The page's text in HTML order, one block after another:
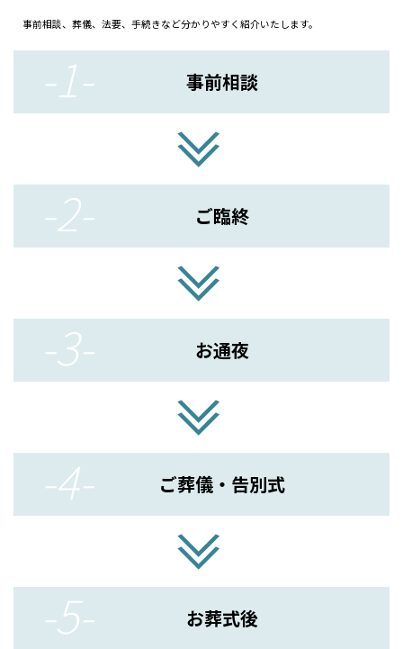
誰もが迎える大切な「人生の最後の時間」であるお葬式を
【葬儀全般の業務】
お亡くなりになられてから通夜・葬儀・火葬という人生の
締めくくり、お客様によって異なるご要望や状況に対応しな
がらお葬式を一緒につくりあげ、よりそい支えていくのが葬
葬儀に関する知識がなくても大丈夫です。 仕事をしながら
葬儀の知識も学べ、葬祭ディレクター技能審査協会による
「葬祭ディレクター」や業界団体である全葬連が設けた「全
葬連葬儀事前相談員」などの資格取得を積極的に支援して
お知らせ
2024.12.08
朝日屋if共済会会員の皆さまへお知らせ
【カレンダー「こころのこよみ」送付サービス終了のお知
平素より、朝日屋if共済会をご利用いただき、誠にありがと
うございます。
毎年12月にカレンダー「こころのこよみ」をお届けしてお
りましたが、この度、持続可能な開発目標（SDGs）への取
り組みの一環として、環境保全の観点から全会員様への送
付サービスを終了することとなりました。
なお、カレンダーをご希望の会員様は、数に限りがござい
ますが新浜会館にて配布しておりますのでお申し付けくだ
さい。
今後も皆さまにご満足いただける会員サービスをお届けで
きるよう、一層努めてまいりますので、なにとぞ、ご理解賜
りますようお願い申し上げます。
事前相談、葬儀、法要、手続きなど分かりやすく紹介いたします。
-1- 事前相談
≫
-2- ご臨終
≫
-3- お通夜
≫
-4- ご葬儀・告別式
≫
-5- お葬式後